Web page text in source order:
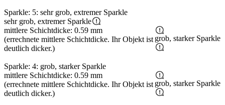
Sparkle: 5: sehr grob, extremer Sparkle
sehr grob, extremer Sparkle
mittlere Schichtdicke: 0.59 mm
(errechnete mittlere Schichtdicke. Ihr Objekt ist
deutlich dicker.)
Sparkle: 4: grob, starker Sparkle
grob, starker Sparkle
mittlere Schichtdicke: 0.59 mm
(errechnete mittlere Schichtdicke. Ihr Objekt ist
deutlich dicker.)
grob, starker Sparkle